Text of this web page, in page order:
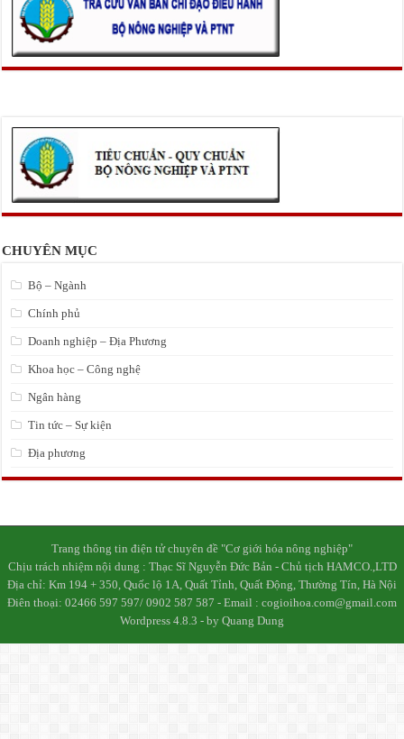
CHUYÊN MỤC
Bộ – Ngành
Chính phủ
Doanh nghiệp – Địa Phương
Khoa học – Công nghệ
Ngân hàng
Tin tức – Sự kiện
Địa phương
Trang thông tin điện tử chuyên đề "Cơ giới hóa nông nghiệp"
Chịu trách nhiệm nội dung : Thạc Sĩ Nguyễn Đức Bản - Chủ tịch HAMCO.,LTD
Địa chỉ: Km 194 + 350, Quốc lộ 1A, Quất Tỉnh, Quất Động, Thường Tín, Hà Nội
Điên thoại: 02466 597 597/ 0902 587 587 - Email : cogioihoa.com@gmail.com
Wordpress 4.8.3 - by Quang Dung